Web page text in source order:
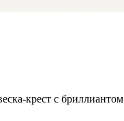
крест с бриллиантом